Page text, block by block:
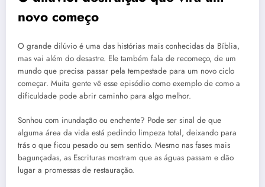
novo começo
O grande dilúvio é uma das histórias mais conhecidas da Bíblia,
mas vai além do desastre. Ele também fala de recomeço, de um
mundo que precisa passar pela tempestade para um novo ciclo
começar. Muita gente vê esse episódio como exemplo de como a
dificuldade pode abrir caminho para algo melhor.
Sonhou com inundação ou enchente? Pode ser sinal de que
alguma área da vida está pedindo limpeza total, deixando para
trás o que ficou pesado ou sem sentido. Mesmo nas fases mais
bagunçadas, as Escrituras mostram que as águas passam e dão
lugar a promessas de restauração.